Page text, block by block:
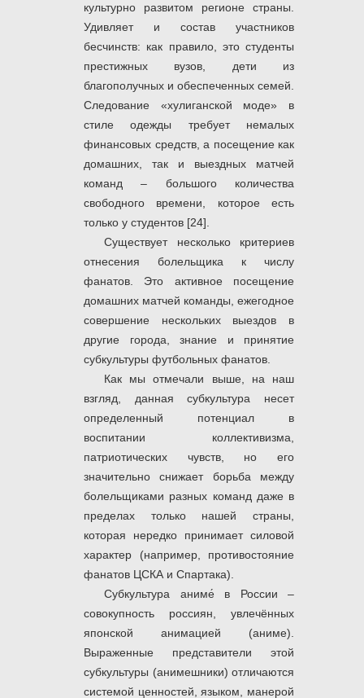
культурно развитом регионе страны.
Удивляет и состав участников
бесчинств: как правило, это студенты
престижных вузов, дети из
благополучных и обеспеченных семей.
Следование «хулиганской моде» в
стиле одежды требует немалых
финансовых средств, а посещение как
домашних, так и выездных матчей
команд – большого количества
свободного времени, которое есть
только у студентов [24].
Существует несколько критериев
отнесения болельщика к числу
фанатов. Это активное посещение
домашних матчей команды, ежегодное
совершение нескольких выездов в
другие города, знание и принятие
субкультуры футбольных фанатов.
Как мы отмечали выше, на наш
взгляд, данная субкультура несет
определенный потенциал в
воспитании коллективизма,
патриотических чувств, но его
значительно снижает борьба между
болельщиками разных команд даже в
пределах только нашей страны,
которая нередко принимает силовой
характер (например, противостояние
фанатов ЦСКА и Спартака).
Субкультура аниме́ в России –
совокупность россиян, увлечённых
японской анимацией (аниме).
Выраженные представители этой
субкультуры (анимешники) отличаются
системой ценностей, языком, манерой